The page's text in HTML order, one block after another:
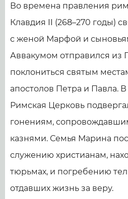
Во времена правления
Клавдия II (268–270 годы)
с женой Марфой и
Аввакумом отправился из
поклониться святым
апостолов Петра и Павла.
Римская Церковь
гонениям,
казнями. Семья Марина
служению христианам,
тюрьмах, и погребению
отдавших жизнь за веру.